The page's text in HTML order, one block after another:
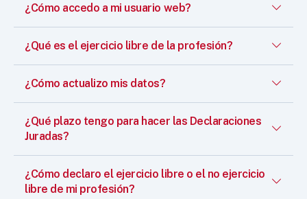
¿Cómo accedo a mi usuario web?
¿Qué es el ejercicio libre de la profesión?
¿Cómo actualizo mis datos?
¿Qué plazo tengo para hacer las Declaraciones
Juradas?
¿Cómo declaro el ejercicio libre o el no ejercicio
libre de mi profesión?